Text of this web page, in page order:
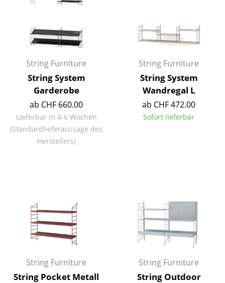
Teppiche
Vorhänge
... alle Accessoires
Räume
Zuhause
Wohnzimmer
Esszimmer
Diele
Badezimmer
Balkon & Garten
String Furniture
String System
Garderobe
ab CHF 660.00
Lieferbar in 4-6 Wochen
(Standardlieferaussage des
Herstellers)
String Furniture
String System
Wandregal L
ab CHF 472.00
Sofort lieferbar
String Furniture
String Pocket Metall
String Furniture
String Outdoor